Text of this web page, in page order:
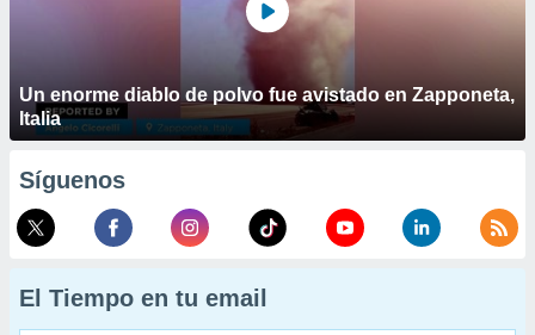
Un enorme diablo de polvo fue avistado en Zapponeta,
Italia
Síguenos
El Tiempo en tu email